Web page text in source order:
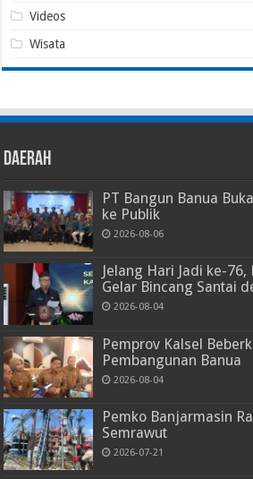
Videos
Wisata
Daerah
PT Bangun Banua
ke Publik
2026-08-06
Jelang Hari Jadi ke-
Gelar Bincang Santai
2026-08-04
Pemprov Kalsel
Pembangunan Banua
2026-08-04
Pemko Banjarmasin
Semrawut
2026-07-21